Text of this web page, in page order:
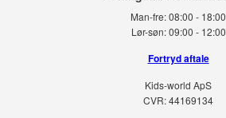
Man-fre:08:00 - 18:00
Lør-søn:09:00 - 12:00
Fortryd aftale
Kids-world ApS
CVR: 44169134